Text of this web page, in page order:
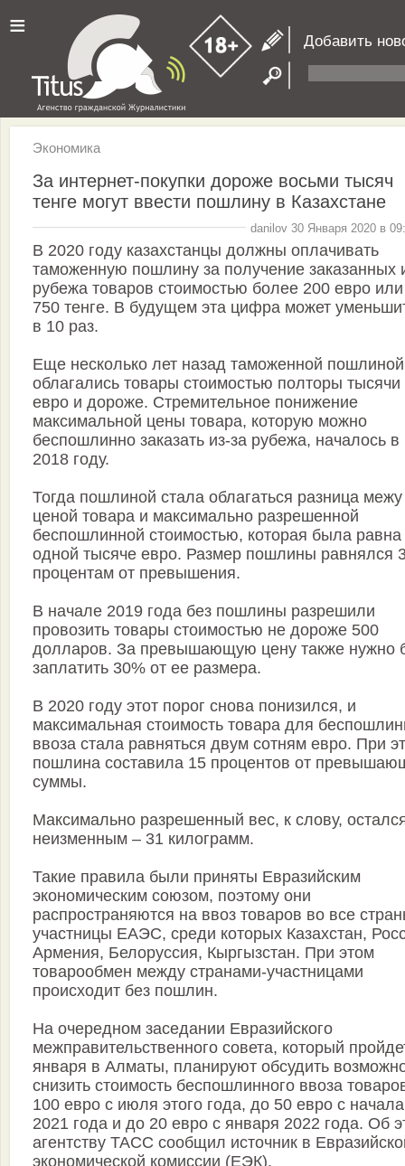
≡ Добавить
Экономика
За интернет-покупки дороже восьми тысяч
тенге могут ввести пошлину в Казахстане
danilov 30 Января 2020 в
В 2020 году казахстанцы должны оплачивать
таможенную пошлину за получение заказанных
рубежа товаров стоимостью более 200 евро
750 тенге. В будущем эта цифра может
в 10 раз.
Еще несколько лет назад таможенной пошлиной
облагались товары стоимостью полторы тысячи
евро и дороже. Стремительное понижение
максимальной цены товара, которую можно
беспошлинно заказать из-за рубежа, началось в
2018 году.
Тогда пошлиной стала облагаться разница межу
ценой товара и максимально разрешенной
беспошлинной стоимостью, которая была равна
одной тысяче евро. Размер пошлины равнялся
процентам от превышения.
В начале 2019 года без пошлины разрешили
провозить товары стоимостью не дороже 500
долларов. За превышающую цену также нужно
заплатить 30% от ее размера.
В 2020 году этот порог снова понизился, и
максимальная стоимость товара для
ввоза стала равняться двум сотням евро. При
пошлина составила 15 процентов от
суммы.
Максимально разрешенный вес, к слову,
неизменным – 31 килограмм.
Такие правила были приняты Евразийским
экономическим союзом, поэтому они
распространяются на ввоз товаров во все
участницы ЕАЭС, среди которых Казахстан,
Армения, Белоруссия, Кыргызстан. При этом
товарообмен между странами-участницами
происходит без пошлин.
На очередном заседании Евразийского
межправительственного совета, который
января в Алматы, планируют обсудить
снизить стоимость беспошлинного ввоза
100 евро с июля этого года, до 50 евро с начала
2021 года и до 20 евро с января 2022 года. Об
агентству ТАСС сообщил источник в
экономической комиссии (ЕЭК).